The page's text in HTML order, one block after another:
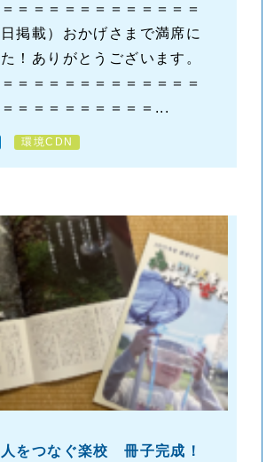
＝＝＝＝＝＝＝＝＝＝＝＝
掲載）おかげさまで満席に
！ありがとうございます。
＝＝＝＝＝＝＝＝＝＝＝＝
＝＝＝＝＝＝＝＝＝...
環境CDN
をつなぐ楽校 冊子完成！